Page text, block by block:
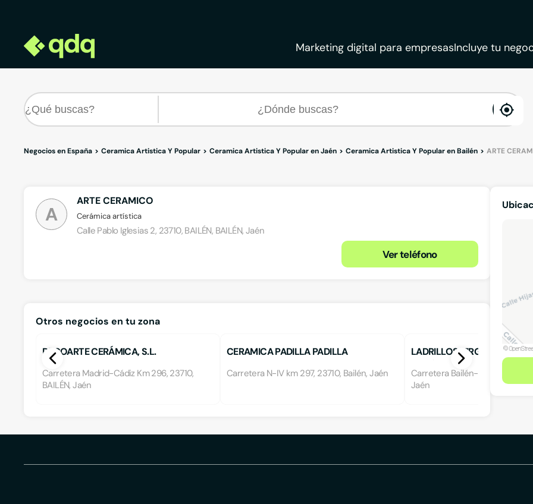
Marketing digital para empresasIncluye tu
Negocios en España Ceramica Artistica Y Popular Ceramica Artistica Y Popular en Jaén Ceramica Artistica Y Popular en Bailén ARTE
A
ARTE CERAMICO
Cerámica artística
Calle Pablo Iglesias 2, 23710, BAILÉN, BAILÉN, Jaén
Ver teléfono
Otros negocios en tu zona
DECOARTE CERÁMICA, S.L.
Carretera Madrid-Cádiz Km 296, 23710,
BAILÉN, Jaén
CERAMICA PADILLA PADILLA
Carretera N-IV km 297, 23710, Bailén, Jaén
LADRILLOS VIRGEN DE LAS
Carretera Bailén-Motril km 2,
Jaén